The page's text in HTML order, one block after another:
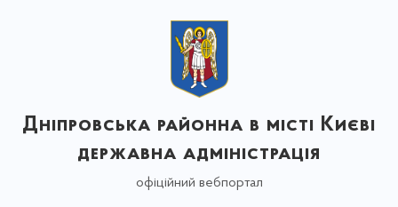
Дніпровська районна в місті Києві
державна адміністрація
офіційний вебпортал